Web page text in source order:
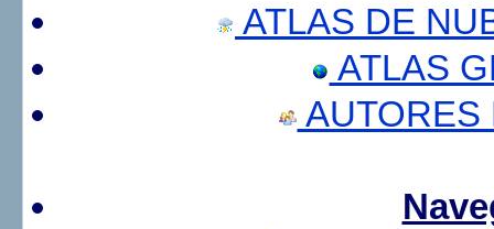
ATLAS DE
ATLAS
AUTORES